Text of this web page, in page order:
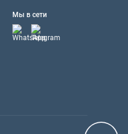
Мы в сети